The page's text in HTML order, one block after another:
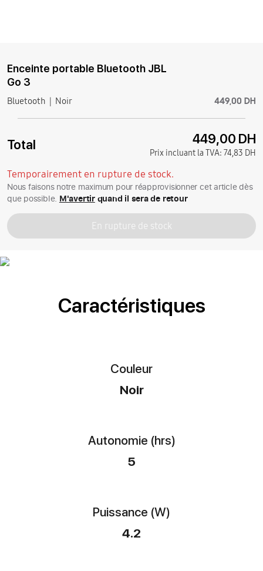
Enceinte portable Bluetooth JBL
Go 3
Bluetooth Noir 449,00 DH
Total 449,00 DH
Prix incluant la TVA: 74,83 DH
Temporairement en rupture de stock.
Nous faisons notre maximum pour réapprovisionner cet article dès
que possible. M'avertirquand il sera de retour
En rupture de stock
Caractéristiques
Couleur
Noir
Autonomie (hrs)
5
Puissance (W)
4.2